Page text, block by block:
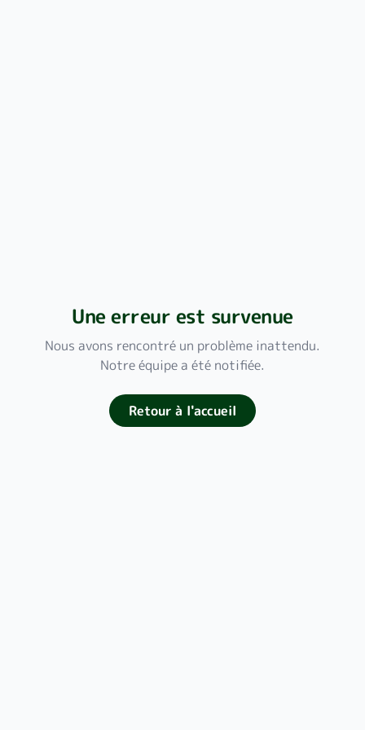
Une erreur est survenue
Nous avons rencontré un problème inattendu.
Notre équipe a été notifiée.
Retour à l'accueil